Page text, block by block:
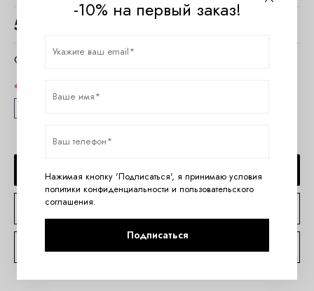
5400
Очистить параметры
ДОБАВИТЬ В КОРЗИНУ
-10% на первый заказ!
Нажимая кнопку 'Подписаться', я принимаю условия
политики конфиденциальности и пользовательского
соглашения.
Подписаться